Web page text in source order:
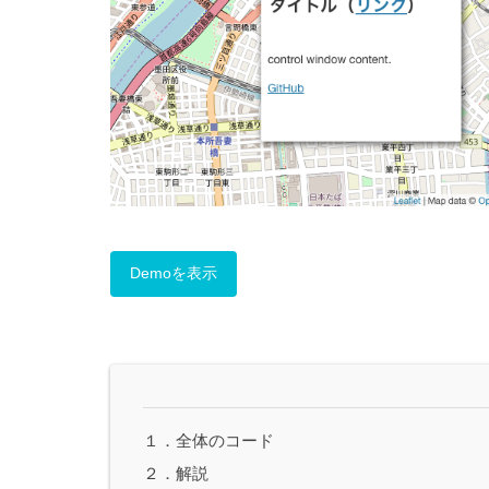
Demoを表示
１．全体のコード
２．解説